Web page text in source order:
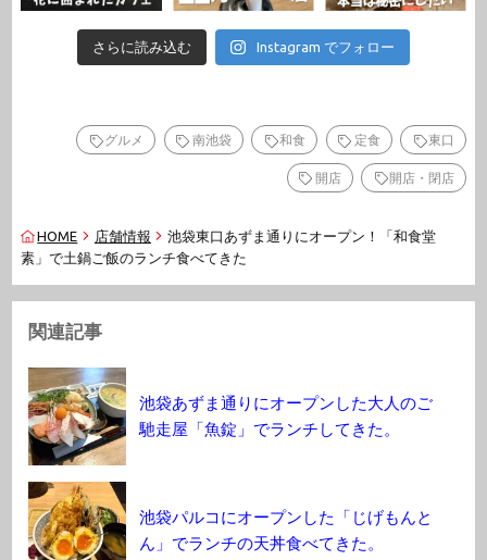
さらに読み込む Instagram でフォロー
グルメ 南池袋 和食 定食 東口
開店 開店・閉店
HOME 店舗情報
池袋東口あずま通りにオープン！「和食堂
素」で土鍋ご飯のランチ食べてきた
関連記事
池袋あずま通りにオープンした大人のご
馳走屋「魚錠」でランチしてきた。
池袋パルコにオープンした「じげもんと
ん」でランチの天丼食べてきた。